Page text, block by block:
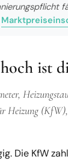
ist
Heizung
Die KfW